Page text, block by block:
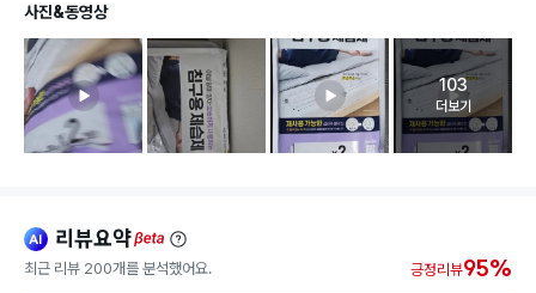
사진&동영상
고객 리뷰
103
더보기
ai 리뷰요약beta
최근 리뷰 200개를 분석했어요. 긍정리뷰95%